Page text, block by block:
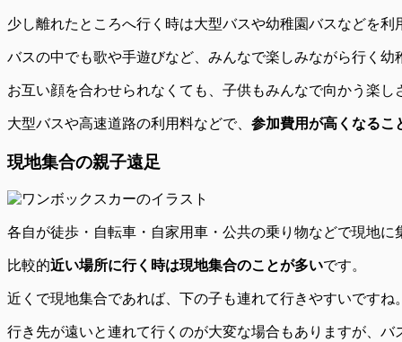
少し離れたところへ行く時は大型バスや幼稚園バスなどを利
バスの中でも歌や手遊びなど、みんなで楽しみながら行く幼
お互い顔を合わせられなくても、子供もみんなで向かう楽し
大型バスや高速道路の利用料などで、 参加費用が高くなるこ
現地集合の親子遠足
各自が徒歩・自転車・自家用車・公共の乗り物などで現地に
比較的近い場所に行く時は現地集合のことが多いです。
近くで現地集合であれば、下の子も連れて行きやすいですね
行き先が遠いと連れて行くのが大変な場合もありますが、バ